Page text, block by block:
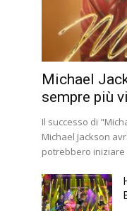
Michael
sempre più
Il successo di
Michael Jackson
potrebbero iniziare